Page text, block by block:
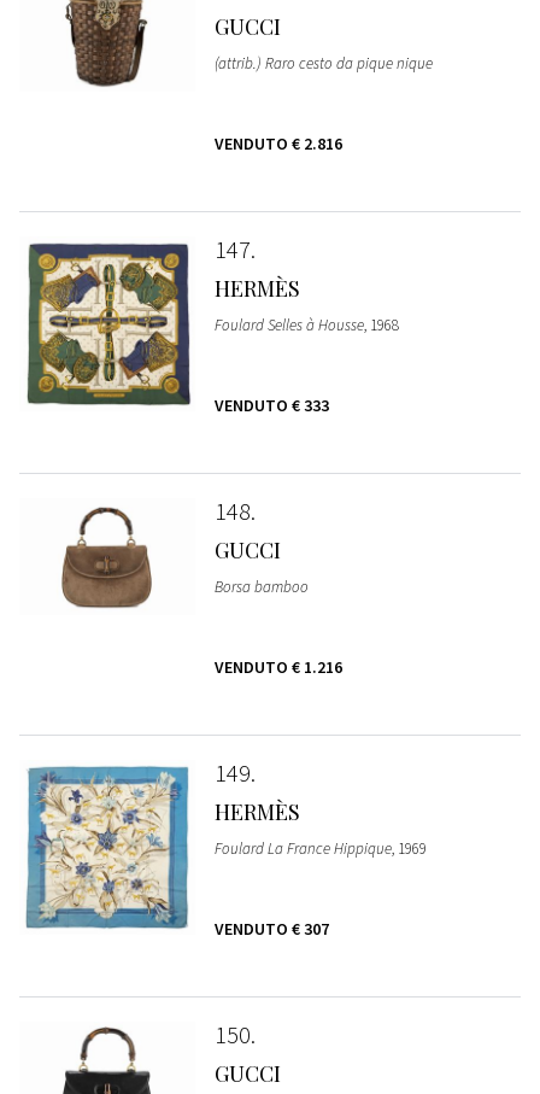
GUCCI
(attrib.) Raro cesto da pique nique
VENDUTO € 2.816
147
HERMÈS
Foulard Selles à Housse, 1968
VENDUTO € 333
148
GUCCI
Borsa bamboo
VENDUTO € 1.216
149
HERMÈS
Foulard La France Hippique, 1969
VENDUTO € 307
150
GUCCI